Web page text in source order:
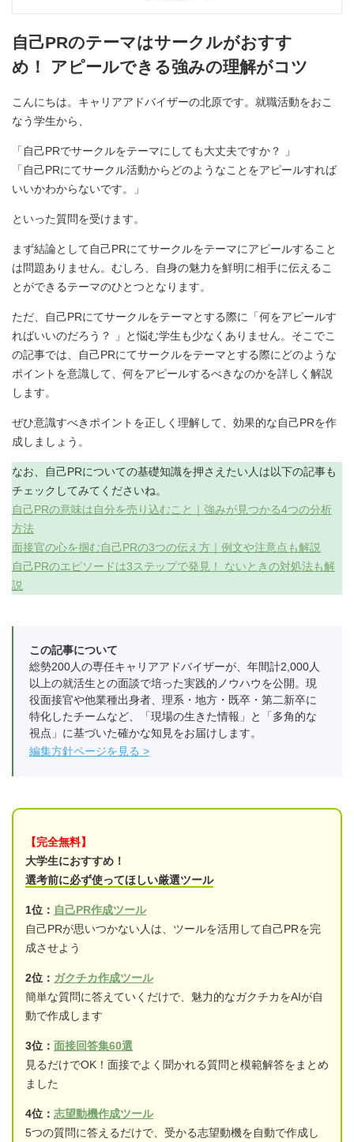
自己PRのテーマはサークルがおすす
め！ アピールできる強みの理解がコツ
こんにちは。キャリアアドバイザーの北原です。就職活動をおこ
なう学生から、
「自己PRでサークルをテーマにしても大丈夫ですか？ 」
「自己PRにてサークル活動からどのようなことをアピールすれば
いいかわからないです。」
といった質問を受けます。
まず結論として自己PRにてサークルをテーマにアピールすること
は問題ありません。むしろ、自身の魅力を鮮明に相手に伝えるこ
とができるテーマのひとつとなります。
ただ、自己PRにてサークルをテーマとする際に「何をアピールす
ればいいのだろう？ 」と悩む学生も少なくありません。そこでこ
の記事では、自己PRにてサークルをテーマとする際にどのような
ポイントを意識して、何をアピールするべきなのかを詳しく解説
します。
ぜひ意識すべきポイントを正しく理解して、効果的な自己PRを作
成しましょう。
なお、自己PRについての基礎知識を押さえたい人は以下の記事も
チェックしてみてくださいね。
自己PRの意味は自分を売り込むこと｜強みが見つかる4つの分析
方法
面接官の心を掴む自己PRの3つの伝え方｜例文や注意点も解説
自己PRのエピソードは3ステップで発見！ ないときの対処法も解
説
この記事について
総勢200人の専任キャリアアドバイザーが、年間計2,000人
以上の就活生との面談で培った実践的ノウハウを公開。現
役面接官や他業種出身者、理系・地方・既卒・第二新卒に
特化したチームなど、「現場の生きた情報」と「多角的な
視点」に基づいた確かな知見をお届けします。
編集方針ページを見る
【完全無料】
大学生におすすめ！
選考前に必ず使ってほしい厳選ツール
1位： 自己PR作成ツール
自己PRが思いつかない人は、ツールを活用して自己PRを完
成させよう
2位： ガクチカ作成ツール
簡単な質問に答えていくだけで、魅力的なガクチカをAIが自
動で作成します
3位： 面接回答集60選
見るだけでOK！面接でよく聞かれる質問と模範解答をまとめ
ました
4位： 志望動機作成ツール
5つの質問に答えるだけで、受かる志望動機を自動で作成し